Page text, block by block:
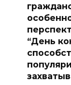
“День